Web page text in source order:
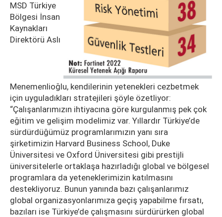
MSD Türkiye
Bölgesi İnsan
Kaynakları
Direktörü Aslı
Menemenlioğlu, kendilerinin yetenekleri cezbetmek
için uyguladıkları stratejileri şöyle özetliyor:
“Çalışanlarımızın ihtiyacına göre kurgulanmış pek çok
eğitim ve gelişim modelimiz var. Yıllardır Türkiye’de
sürdürdüğümüz programlarımızın yanı sıra
şirketimizin Harvard Business School, Duke
Üniversitesi ve Oxford Üniversitesi gibi prestijli
üniversitelerle ortaklaşa hazırladığı global ve bölgesel
programlara da yeteneklerimizin katılmasını
destekliyoruz. Bunun yanında bazı çalışanlarımız
global organizasyonlarımıza geçiş yapabilme fırsatı,
bazıları ise Türkiye’de çalışmasını sürdürürken global